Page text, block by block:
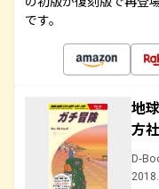
です。
地
方
D-